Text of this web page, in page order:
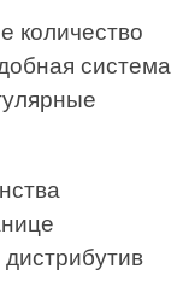
количество
система